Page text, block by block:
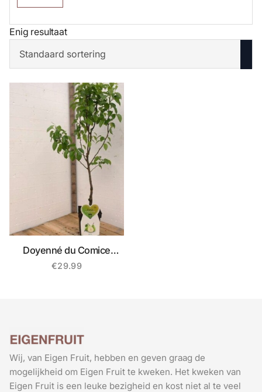
Enig resultaat
Doyenné du Comice
Biologische Perenboom
€29.99
Wij, van Eigen Fruit, hebben en geven graag de
mogelijkheid om Eigen Fruit te kweken. Het kweken van
Eigen Fruit is een leuke bezigheid en kost niet al te veel